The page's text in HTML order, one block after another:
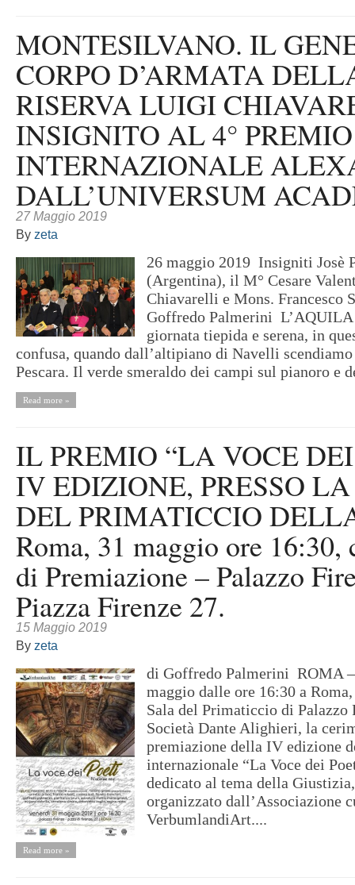
MONTESILVANO. IL
CORPO D’ARMATA
RISERVA LUIGI
INSIGNITO AL 4° PREMIO
INTERNAZIONALE
DALL’UNIVERSUM
27 Maggio 2019
By zeta
26 maggio 2019 Insigniti Josè
(Argentina), il M° Cesare
Chiavarelli e Mons. Francesco
Goffredo Palmerini L’AQUILA
giornata tiepida e serena, in
confusa, quando dall’altipiano di Navelli
Pescara. Il verde smeraldo dei campi sul pianoro e
Read more »
IL PREMIO “LA VOCE
IV EDIZIONE, PRESSO
DEL PRIMATICCIO
Roma, 31 maggio ore 16:30,
di Premiazione – Palazzo
Piazza Firenze 27.
15 Maggio 2019
By zeta
di Goffredo Palmerini ROMA
maggio dalle ore 16:30 a
Sala del Primaticcio di Palazzo
Società Dante Alighieri, la
premiazione della IV edizione
internazionale “La Voce dei
dedicato al tema della
organizzato dall’Associazione
VerbumlandiArt....
Read more »